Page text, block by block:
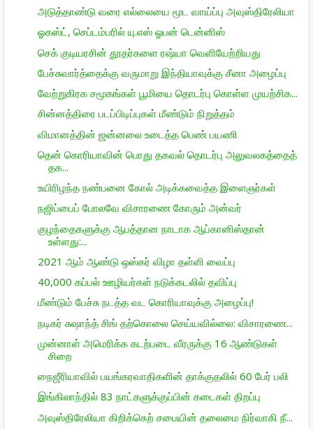
அடுத்தாண்டு வரை எல்லையை மூட வாய்ப்பு அவுஸ்திரேலியா
ஓகஸ்ட், செப்டம்பரில் யு.எஸ் ஓபன் டென்னிஸ்
செக் குடியரசின் தூதர்களை ரஷ்யா வெளியேற்றியது
பேச்சுவார்த்தைக்கு வருமாறு இந்தியாவுக்கு சீனா அழைப்பு
வேற்றுகிரக சமூகங்கள் பூமியை தொடர்பு கொள்ள முயற்சிக...
சின்னத்திரை படப்பிடிப்புகள் மீண்டும் நிறுத்தம்
விமானத்தின் ஜன்னலை உடைத்த பெண் பயணி
தென் கொரியாவின் பொது தகவல் தொடர்பு அலுவலகத்தைத்
தக...
உயிரிழந்த நண்பனை கோல் அடிக்கவைத்த இளைஞர்கள்
நஜிப்பைப் போலவே விசாரணை கோரும் அன்வர்
குழந்தைகளுக்கு ஆபத்தான நாடாக ஆப்கானிஸ்தான்
உள்ளது:...
2021 ஆம் ஆண்டு ஒஸ்கர் விழா தள்ளி வைப்பு
40,000 கப்பல் ஊழியர்கள் நடுக்கடலில் தவிப்பு
மீண்டும் பேச்சு நடத்த வட கொரியாவுக்கு அழைப்பு!
நடிகர் சுஷாந்த் சிங் தற்கொலை செய்யவில்லை: விசாரணை...
முன்னாள் அமெரிக்க கடற்படை வீரருக்கு 16 ஆண்டுகள்
சிறை
நைஜீரியாவில் பயங்கரவாதிகளின் தாக்குதலில் 60 பேர் பலி
இங்கிலாந்தில் 83 நாட்களுக்குப்பின் கடைகள் திறப்பு
அவுஸ்திரேலியா கிறிக்கெற் சபையின் தலைமை நிர்வாகி நீ...